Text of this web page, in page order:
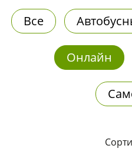
Все
Онлайн